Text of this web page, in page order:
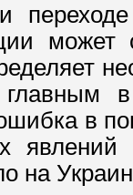
в
на